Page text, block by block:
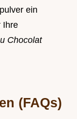
ein
Ihre
Chocolat
(FAQs)